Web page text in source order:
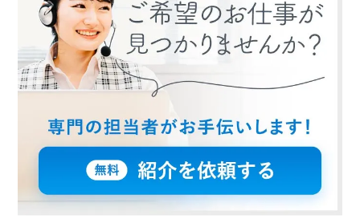
のケアなど、患者様の健康管理を担当します。経験を活
かして、地域の方々の健康をサポートしましょう。
＜給与・福利厚生＞ 経験や能力に応じた給与が提供さ
れ、通勤手当も支給されます。福利厚生も充実してお
り、安心して働けます。週5日勤務可能な方が歓迎されて
います。しっかり休息を取りながら、充実した仕事がで